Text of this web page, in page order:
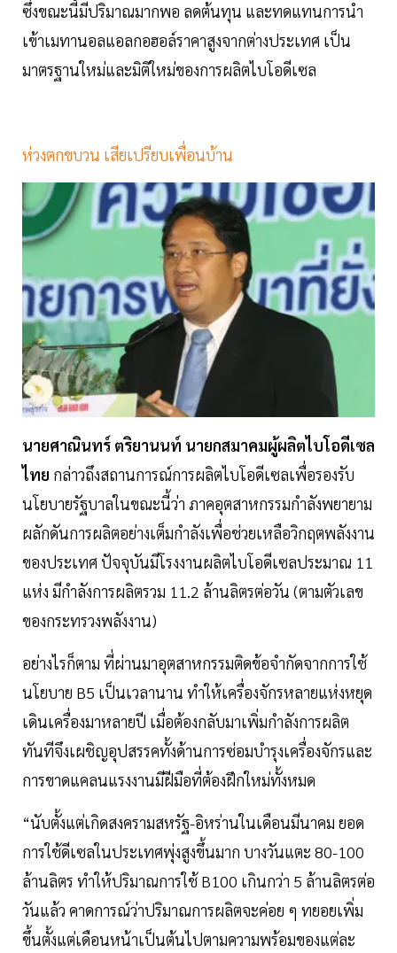
ซึ่งขณะนี้มีปริมาณมากพอ ลดต้นทุน และทดแทนการนำ
เข้าเมทานอลแอลกอฮอล์ราคาสูงจากต่างประเทศ เป็น
มาตรฐานใหม่และมิติใหม่ของการผลิตไบโอดีเซล
ห่วงตกขบวน เสียเปรียบเพื่อนบ้าน
นายศาณินทร์ ตริยานนท์ นายกสมาคมผู้ผลิตไบโอดีเซล
ไทย กล่าวถึงสถานการณ์การผลิตไบโอดีเซลเพื่อรองรับ
นโยบายรัฐบาลในขณะนี้ว่า ภาคอุตสาหกรรมกำลังพยายาม
ผลักดันการผลิตอย่างเต็มกำลังเพื่อช่วยเหลือวิกฤตพลังงาน
ของประเทศ ปัจจุบันมีโรงงานผลิตไบโอดีเซลประมาณ 11
แห่ง มีกำลังการผลิตรวม 11.2 ล้านลิตรต่อวัน (ตามตัวเลข
ของกระทรวงพลังงาน)
อย่างไรก็ตาม ที่ผ่านมาอุตสาหกรรมติดข้อจำกัดจากการใช้
นโยบาย B5 เป็นเวลานาน ทำให้เครื่องจักรหลายแห่งหยุด
เดินเครื่องมาหลายปี เมื่อต้องกลับมาเพิ่มกำลังการผลิต
ทันทีจึงเผชิญอุปสรรคทั้งด้านการซ่อมบำรุงเครื่องจักรและ
การขาดแคลนแรงงานมีฝีมือที่ต้องฝึกใหม่ทั้งหมด
“นับตั้งแต่เกิดสงครามสหรัฐ-อิหร่านในเดือนมีนาคม ยอด
การใช้ดีเซลในประเทศพุ่งสูงขึ้นมาก บางวันแตะ 80-100
ล้านลิตร ทำให้ปริมาณการใช้ B100 เกินกว่า 5 ล้านลิตรต่อ
วันแล้ว คาดการณ์ว่าปริมาณการผลิตจะค่อย ๆ ทยอยเพิ่ม
ขึ้นตั้งแต่เดือนหน้าเป็นต้นไปตามความพร้อมของแต่ละ